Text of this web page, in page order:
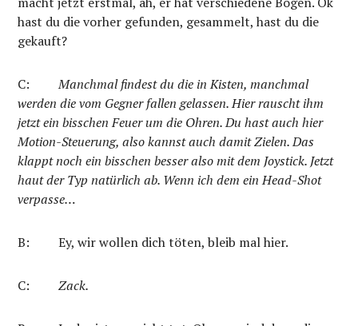
hast du die vorher gefunden, gesammelt, hast du die
gekauft?
C:
Manchmal findest du die in Kisten, manchmal
werden die vom Gegner fallen gelassen. Hier rauscht ihm
jetzt ein bisschen Feuer um die Ohren. Du hast auch hier
Motion-Steuerung, also kannst auch damit Zielen. Das
klappt noch ein bisschen besser also mit dem Joystick. Jetzt
haut der Typ natürlich ab. Wenn ich dem ein Head-Shot
verpasse…
B: Ey, wir wollen dich töten, bleib mal hier.
C: Zack.